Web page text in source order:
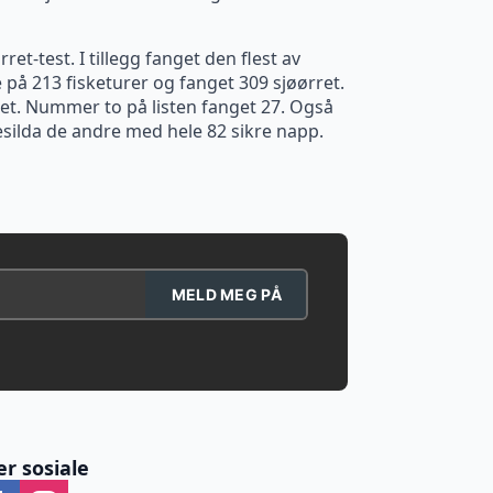
test. I tillegg fanget den flest av
213 fisketurer og fanget 309 sjøørret.
Nummer to på listen fanget 27. Også
de andre med hele 82 sikre napp.
MELD MEG PÅ
sosiale